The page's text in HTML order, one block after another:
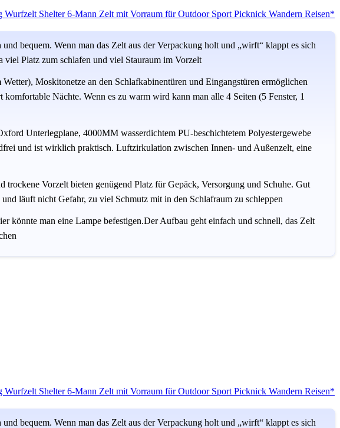
Shelter 6-Mann Zelt mit Vorraum für Outdoor Sport Picknick Wandern Reisen*
bequem. Wenn man das Zelt aus der Verpackung holt und „wirft“ klappt es sich
Platz zum schlafen und viel Stauraum im Vorzelt
Moskitonetze an den Schlafkabinentüren und Eingangstüren ermöglichen
Nächte. Wenn es zu warm wird kann man alle 4 Seiten (5 Fenster, 1
Unterlegplane, 4000MM wasserdichtem PU-beschichtetem Polyestergewebe
und ist wirklich praktisch. Luftzirkulation zwischen Innen- und Außenzelt, eine
Vorzelt bieten genügend Platz für Gepäck, Versorgung und Schuhe. Gut
läuft nicht Gefahr, zu viel Schmutz mit in den Schlafraum zu schleppen
könnte man eine Lampe befestigen.Der Aufbau geht einfach und schnell, das Zelt
Shelter 6-Mann Zelt mit Vorraum für Outdoor Sport Picknick Wandern Reisen*
bequem. Wenn man das Zelt aus der Verpackung holt und „wirft“ klappt es sich